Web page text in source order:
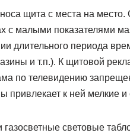
щита с места на
с малыми показателями
длительного периода
и т.п.). К щитовой
по телевидению
привлекает к ней мелкие
световые